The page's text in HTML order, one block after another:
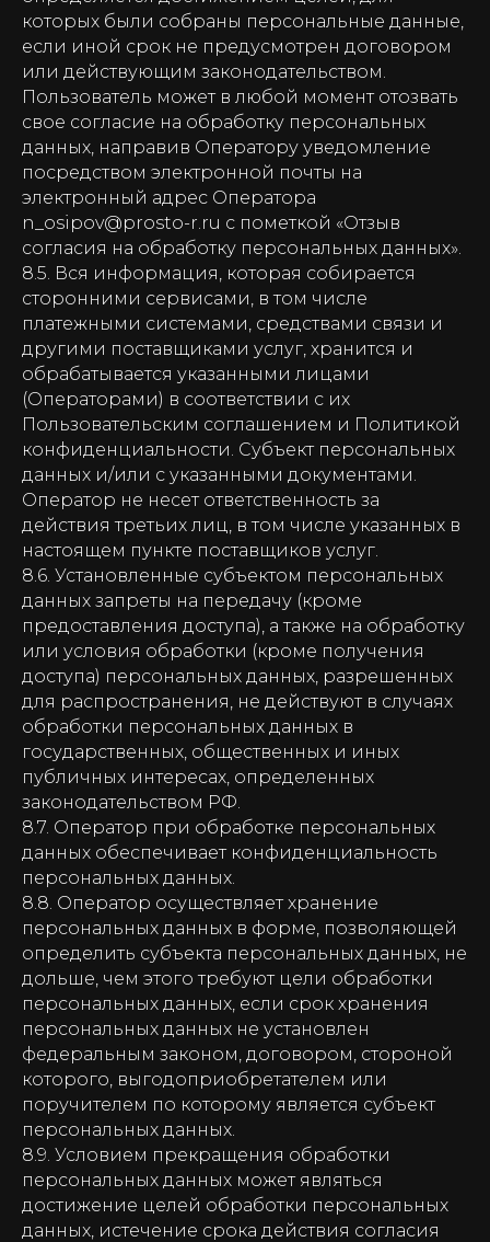
которых были собраны персональные данные,
если иной срок не предусмотрен договором
или действующим законодательством.
Пользователь может в любой момент отозвать
свое согласие на обработку персональных
данных, направив Оператору уведомление
посредством электронной почты на
электронный адрес Оператора
n_osipov@prosto-r.ru с пометкой «Отзыв
согласия на обработку персональных данных».
8.5. Вся информация, которая собирается
сторонними сервисами, в том числе
платежными системами, средствами связи и
другими поставщиками услуг, хранится и
обрабатывается указанными лицами
(Операторами) в соответствии с их
Пользовательским соглашением и Политикой
конфиденциальности. Субъект персональных
данных и/или с указанными документами.
Оператор не несет ответственность за
действия третьих лиц, в том числе указанных в
настоящем пункте поставщиков услуг.
8.6. Установленные субъектом персональных
данных запреты на передачу (кроме
предоставления доступа), а также на обработку
или условия обработки (кроме получения
доступа) персональных данных, разрешенных
для распространения, не действуют в случаях
обработки персональных данных в
государственных, общественных и иных
публичных интересах, определенных
законодательством РФ.
8.7. Оператор при обработке персональных
данных обеспечивает конфиденциальность
персональных данных.
8.8. Оператор осуществляет хранение
персональных данных в форме, позволяющей
определить субъекта персональных данных, не
дольше, чем этого требуют цели обработки
персональных данных, если срок хранения
персональных данных не установлен
федеральным законом, договором, стороной
которого, выгодоприобретателем или
поручителем по которому является субъект
персональных данных.
8.9. Условием прекращения обработки
персональных данных может являться
достижение целей обработки персональных
данных, истечение срока действия согласия